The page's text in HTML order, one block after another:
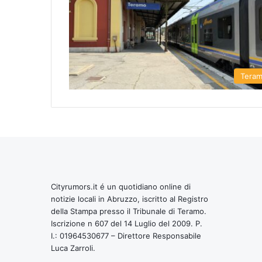
Cityrumors.it é un quotidiano online di
notizie locali in Abruzzo, iscritto al Registro
della Stampa presso il Tribunale di Teramo.
Iscrizione n 607 del 14 Luglio del 2009. P.
I.: 01964530677 – Direttore Responsabile
Luca Zarroli.